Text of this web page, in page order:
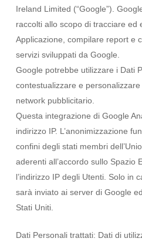
Ireland Limited (“Google”).
raccolti allo scopo di tracciare ed
Applicazione, compilare report e
servizi sviluppati da Google.
Google potrebbe utilizzare i Dati
contestualizzare e
network pubblicitario.
Questa integrazione di Google
indirizzo IP. L’anonimizzazione
confini degli stati membri
aderenti all’accordo sullo Spazio
l’indirizzo IP degli Utenti. Solo in
sarà inviato ai server di Google
Stati Uniti.
Dati Personali trattati: Dati di